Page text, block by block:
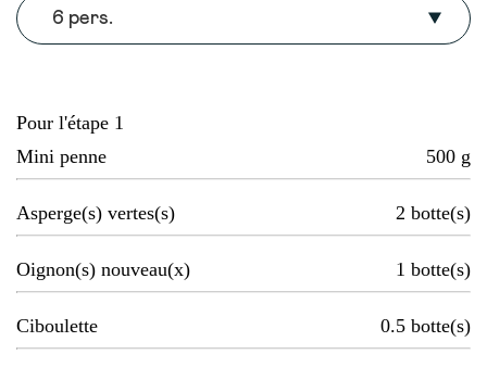
6 pers.
Pour l'étape 1
Mini penne
500 g
Asperge(s) vertes(s) 2 botte(s)
Oignon(s) nouveau(x) 1 botte(s)
Ciboulette 0.5 botte(s)